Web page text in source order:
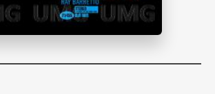
NEWS